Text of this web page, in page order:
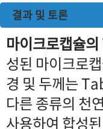
결과 및 토론
마이크로캡슐
성된 마이크로
경 및 두께는
다른 종류의 천
사용하여 합성